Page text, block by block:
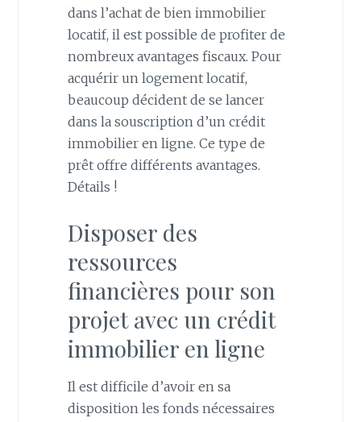
dans l’achat de bien immobilier
locatif, il est possible de profiter de
nombreux avantages fiscaux. Pour
acquérir un logement locatif,
beaucoup décident de se lancer
dans la souscription d’un crédit
immobilier en ligne. Ce type de
prêt offre différents avantages.
Détails !
Disposer des
ressources
financières pour son
projet avec un crédit
immobilier en ligne
Il est difficile d’avoir en sa
disposition les fonds nécessaires